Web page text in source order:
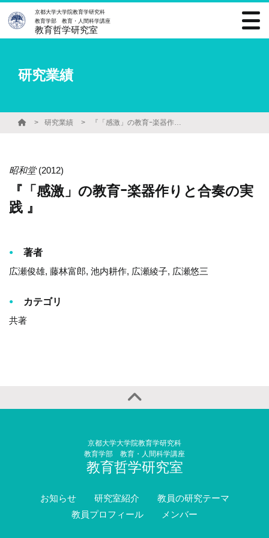
京都大学大学院教育学研究科
教育学部 教育・人間科学講座
教育哲学研究室
研究業績
研究業績 『「感激」の教育ｰ楽器作りと合奏の実践 』
昭和堂 (2012)
『「感激」の教育ｰ楽器作りと合奏の実
践 』
著者
広瀬俊雄, 藤林富郎, 池内耕作, 広瀬綾子, 広瀬悠三
カテゴリ
共著
京都大学大学院教育学研究科
教育学部 教育・人間科学講座
教育哲学研究室
お知らせ 研究室紹介
教員の研究テーマ
教員プロフィール
メンバー